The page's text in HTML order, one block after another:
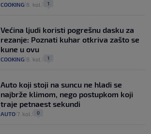
COOKING 8. kol. 1
Većina ljudi koristi pogrešnu dasku za
rezanje: Poznati kuhar otkriva zašto se
kune u ovu
COOKING 8. kol. 1
Auto koji stoji na suncu ne hladi se
najbrže klimom, nego postupkom koji
traje petnaest sekundi
AUTO 7. kol. 0